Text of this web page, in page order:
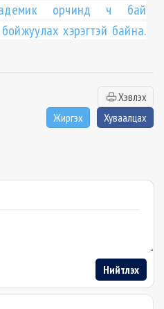
орчинд ч бай
хэрэгтэй байна.
Хэвлэх
Жиргэх
Хуваалцах
Нийтлэх